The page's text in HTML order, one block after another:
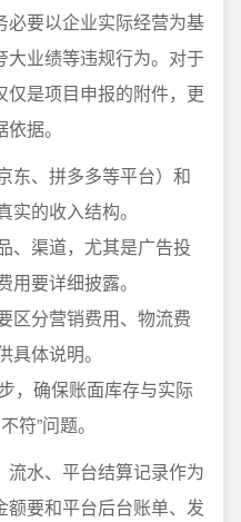
必要以企业实际经营为基
业绩等违规行为。对于
仅是项目申报的附件，更
据。
东、拼多多等平台）和
的收入结构。
、渠道，尤其是广告投
要详细披露。
区分营销费用、物流费
体说明。
，确保账面库存与实际
符”问题。
水、平台结算记录作为
要和平台后台账单、发